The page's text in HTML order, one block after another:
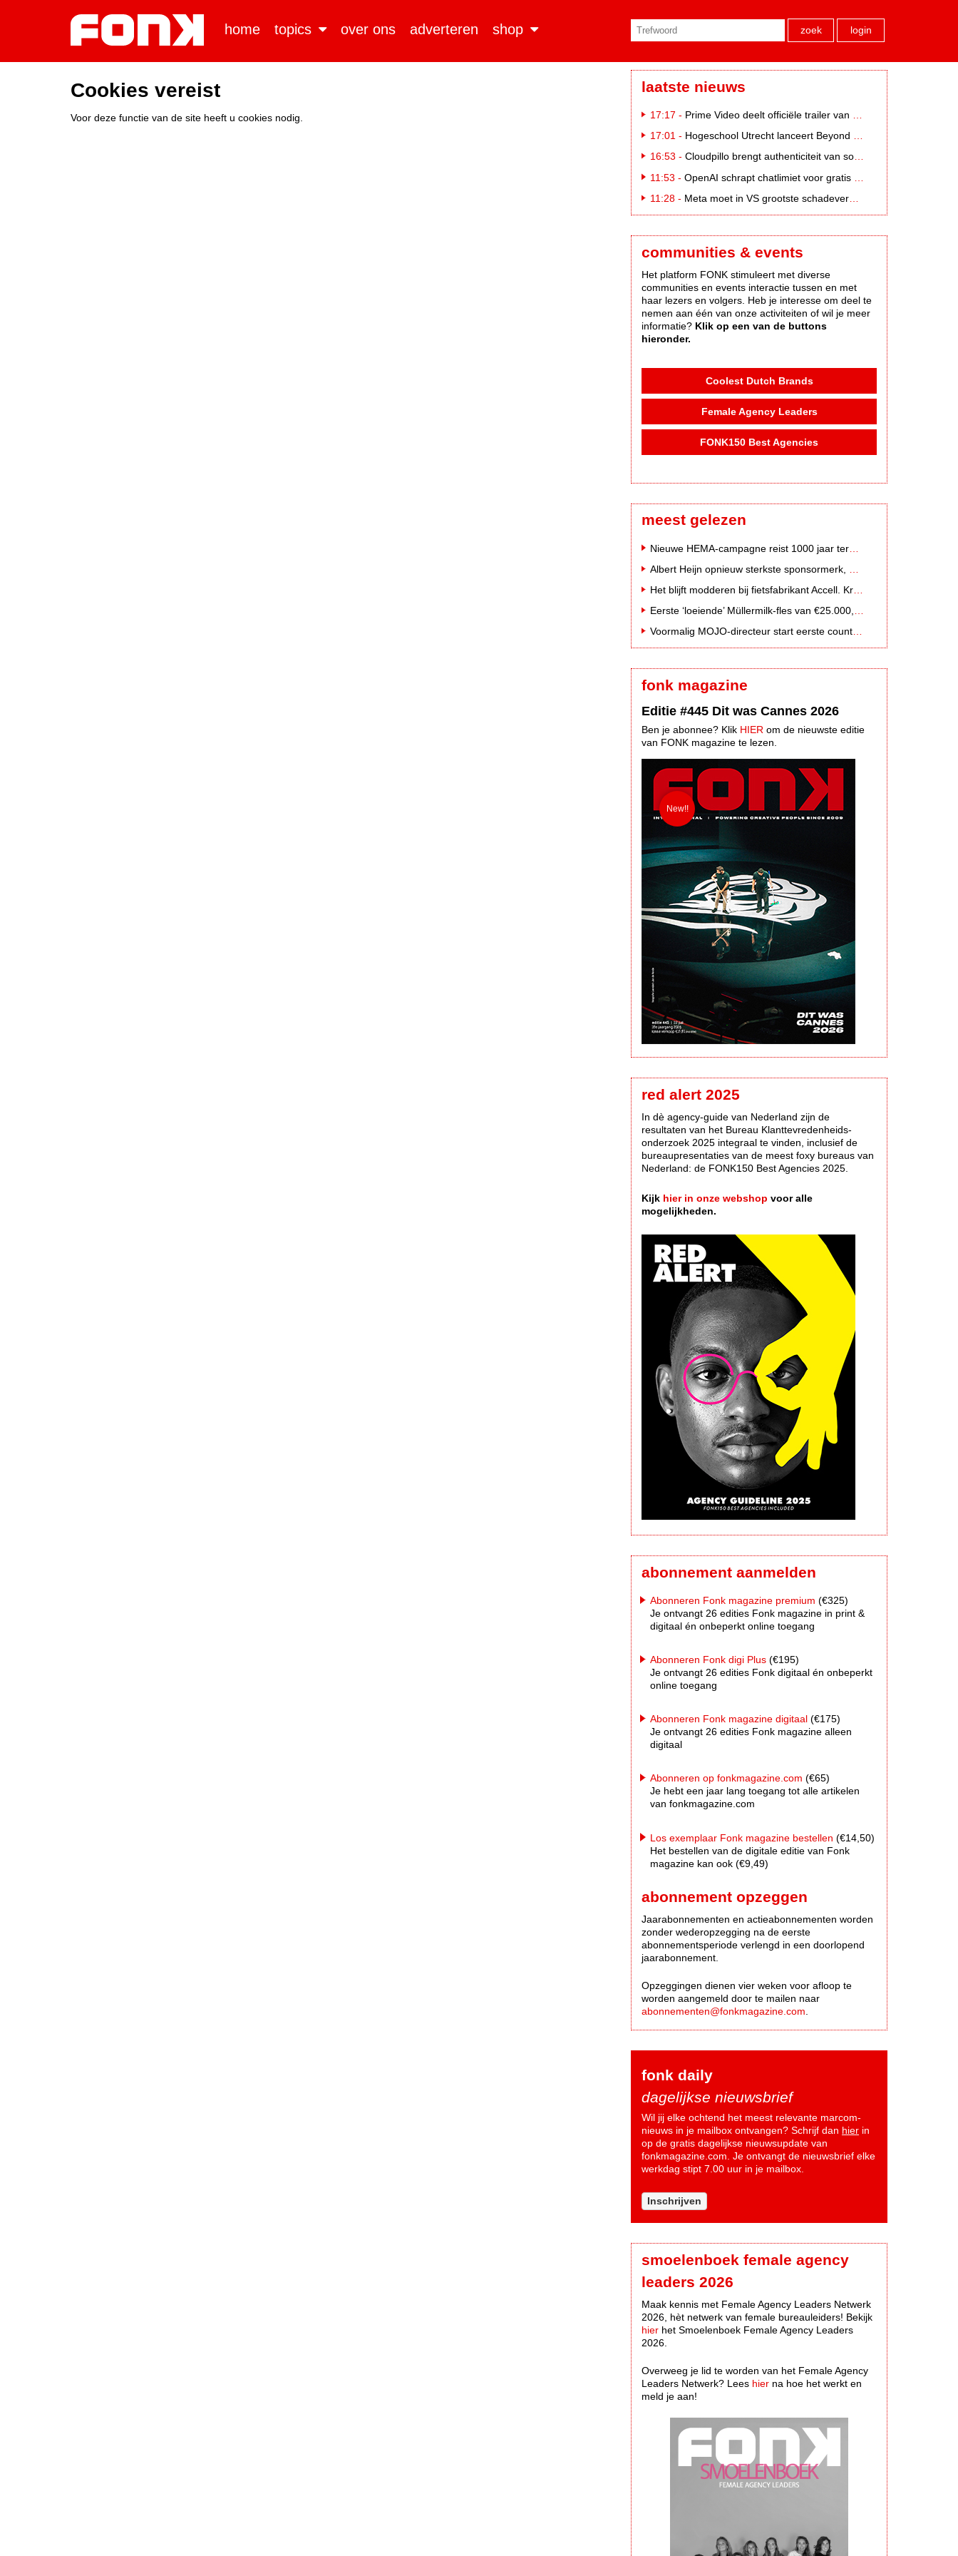
home topics over ons adverteren shop zoek login
Cookies vereist
Voor deze functie van de site heeft u cookies nodig.
laatste nieuws
17:17 - Prime Video deelt officiële trailer van L*VE KLEINE
17:01 - Hogeschool Utrecht lanceert Beyond Campus binnen International Creative Business
16:53 - Cloudpillo brengt authenticiteit van social naar tv
11:53 - OpenAI schrapt chatlimiet voor gratis ChatGPT-gebruikers
11:28 - Meta moet in VS grootste schadevergoeding ooit betalen: 567 miljoen dollar
communities & events
Het platform FONK stimuleert met diverse
communities en events interactie tussen en met
haar lezers en volgers. Heb je interesse om deel te
nemen aan één van onze activiteiten of wil je meer
informatie? Klik op een van de buttons
hieronder.
Coolest Dutch Brands
Female Agency Leaders
FONK150 Best Agencies
meest gelezen
Voormalig MOJO-directeur start eerste country radiozender van Nederland
fonk magazine
Editie #445 Dit was Cannes 2026
Ben je abonnee? Klik HIER om de nieuwste editie
van FONK magazine te lezen.
red alert 2025
In dè agency-guide van Nederland zijn de
resultaten van het Bureau Klanttevredenheids-
onderzoek 2025 integraal te vinden, inclusief de
bureaupresentaties van de meest foxy bureaus van
Nederland: de FONK150 Best Agencies 2025.
Kijk hier in onze webshop voor alle
mogelijkheden.
abonnement aanmelden
Abonneren Fonk magazine premium (€325)
Je ontvangt 26 edities Fonk magazine in print &
digitaal én onbeperkt online toegang
Abonneren Fonk digi Plus (€195)
Je ontvangt 26 edities Fonk digitaal én onbeperkt
online toegang
Abonneren Fonk magazine digitaal (€175)
Je ontvangt 26 edities Fonk magazine alleen
digitaal
Abonneren op fonkmagazine.com (€65)
Je hebt een jaar lang toegang tot alle artikelen
van fonkmagazine.com
Los exemplaar Fonk magazine bestellen (€14,50)
Het bestellen van de digitale editie van Fonk
magazine kan ook (€9,49)
abonnement opzeggen
Jaarabonnementen en actieabonnementen worden
zonder wederopzegging na de eerste
abonnementsperiode verlengd in een doorlopend
jaarabonnement.
Opzeggingen dienen vier weken voor afloop te
worden aangemeld door te mailen naar
abonnementen@fonkmagazine.com
fonk daily
dagelijkse nieuwsbrief
Wil jij elke ochtend het meest relevante marcom-
nieuws in je mailbox ontvangen? Schrijf dan hier in
op de gratis dagelijkse nieuwsupdate van
fonkmagazine.com. Je ontvangt de nieuwsbrief elke
werkdag stipt 7.00 uur in je mailbox.
Inschrijven
smoelenboek female agency
leaders 2026
Maak kennis met Female Agency Leaders Netwerk
2026, hèt netwerk van female bureauleiders! Bekijk
hier het Smoelenboek Female Agency Leaders
2026.
Overweeg je lid te worden van het Female Agency
Leaders Netwerk? Lees hier na hoe het werkt en
meld je aan!